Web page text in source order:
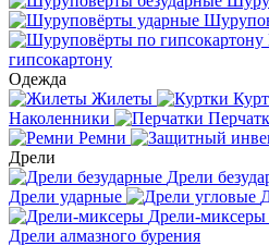
гипсокартону
Одежда
Жилеты
Наколенники
Ремни
Дрели
Дрели
Дрели ударные
Дрели-миксеры
Дрели алмазного бурения